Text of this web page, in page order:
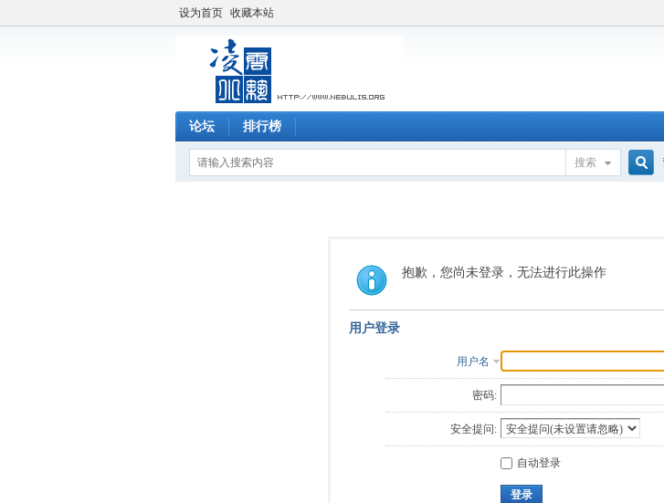
设为首页 收藏本站
论坛 排行榜
搜索
抱歉，您尚未登录，无法进行此操作
用户登录
用户名
密码:
安全提问:
自动登录
登录